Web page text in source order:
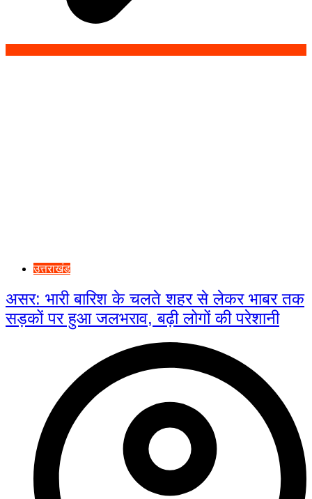
उत्तराखंड
असर: भारी बारिश के चलते शहर से लेकर भाबर तक
सड़कों पर हुआ जलभराव, बढ़ी लोगों की परेशानी